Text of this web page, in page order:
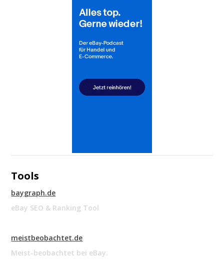
Tools
baygraph.de
eBay SEO & Ranking Tool
meistbeobachtet.de
Meist-beobachtet bei eBay.